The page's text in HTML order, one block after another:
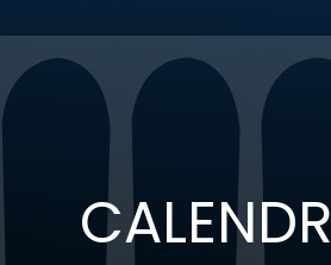
CALENDR